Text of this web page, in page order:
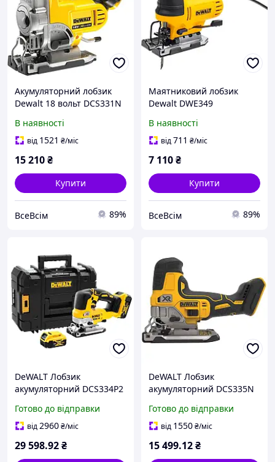
Акумуляторний лобзик
Dewalt 18 вольт DCS331N
високопродуктивний
двигун, електронне
ходу,
В наявності
від 1521 ₴/міс
15 210₴
Купити
ВсеВсім 89%
Маятниковий лобзик
Dewalt DWE349
(потрійний маятниковий
рух, з пристроєм
алюмінієвий пиляльний
В наявності
від711 ₴/міс
7 110₴
Купити
ВсеВсім 89%
DeWALT Лобзик
акумуляторний DCS334P2
ход/хв з TSTAK валізою
Готово до відправки
від2960₴/міс
29 598.92₴
DeWALT Лобзик
акумуляторний DCS335N
ход/хв легкий і
компактний для точних
Готово до відправки
від 1550₴/міс
15 499.12₴